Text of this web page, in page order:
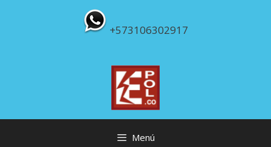
+573106302917
Menú